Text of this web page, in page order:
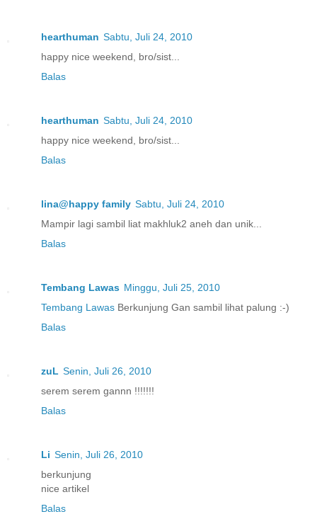
hearthuman Sabtu, Juli 24, 2010
happy nice weekend, bro/sist...
Balas
hearthuman Sabtu, Juli 24, 2010
happy nice weekend, bro/sist...
Balas
lina@happy family Sabtu, Juli 24, 2010
Mampir lagi sambil liat makhluk2 aneh dan unik...
Balas
Tembang Lawas Minggu, Juli 25, 2010
Tembang Lawas Berkunjung Gan sambil lihat palung :-)
Balas
zuL Senin, Juli 26, 2010
serem serem gannn !!!!!!!
Balas
Li Senin, Juli 26, 2010
berkunjung
nice artikel
Balas